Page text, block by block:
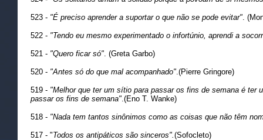
523 - "É preciso aprender a suportar o que não se pode evitar" .
522 - "Tendo eu mesmo experimentado o infortúnio, aprendi a
521 - "Quero ficar só" . (Greta Garbo)
520 - "Antes só do que mal acompanhado" .(Pierre Gringore)
519 - "Melhor que ter um sítio para passar os fins de semana é ter
passar os fins de semana" .(Eno T. Wanke)
518 - "Nada tem tantos sinônimos como as coisas que não têm
517 - "Todos os antipáticos são sinceros". (Sofocleto)